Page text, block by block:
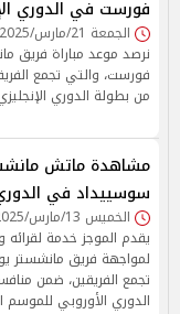
فورست في الدوري
الجمعة 21/مارس/2025 - 04:03 ص
نرصد موعد مباراة فريق
من بطولة الدوري الإنجليزي
مشاهدة ماتش
سوسييداد في
الخميس 13/مارس/2025 - 10:01 م
يقدم الموجز خدمة لقرائه
لمواجهة فريق مانشستر
الدوري الأوروبي للموسم الجاري